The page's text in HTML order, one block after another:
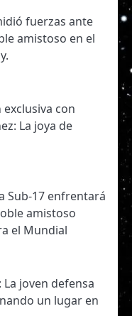
fuerzas ante
amistoso en el
con
La joya de
Sub-17 enfrentará
amistoso
el Mundial
joven defensa
un lugar en